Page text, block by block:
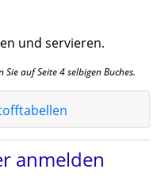
und servieren.
auf Seite 4 selbigen Buches.
anmelden